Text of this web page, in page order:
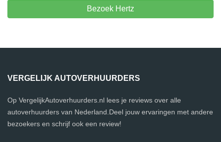
Bezoek Hertz
VERGELIJK AUTOVERHUURDERS
Op VergelijkAutoverhuurders.nl lees je reviews over alle
autoverhuurders van Nederland.Deel jouw ervaringen met andere
bezoekers en schrijf ook een review!